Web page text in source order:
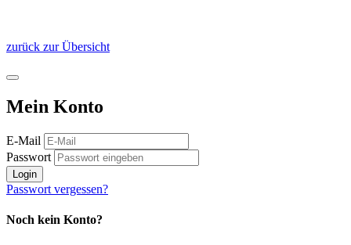
zurück zur Übersicht
Mein Konto
E-Mail
Passwort
Login
Passwort vergessen?
Noch kein Konto?